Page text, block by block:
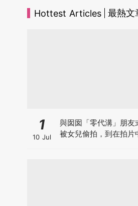
Hottest Articles 最熱文
1
10 Jul
與囡囡「零代溝」朋友
被女兒偷拍，到在拍片